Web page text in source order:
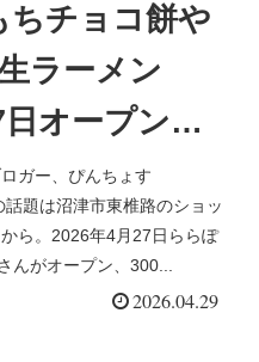
ちチョコ餅や
ラーメン
オープン：
さんでお買い
ガー、ぴんちょす
話題は沼津市東椎路のショッ
ら。2026年4月27日ららぽ
んがオープン、300...
2026.04.29